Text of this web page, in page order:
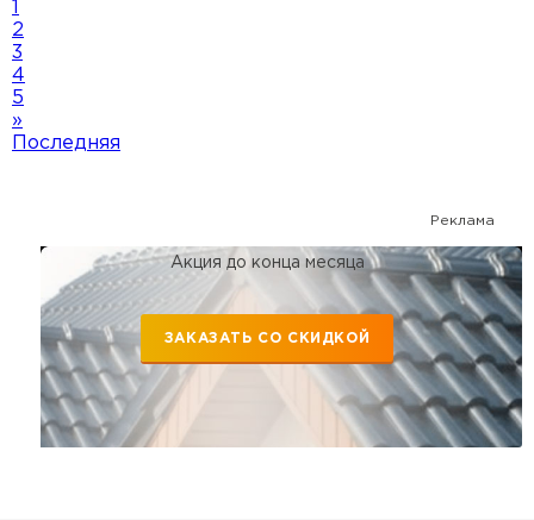
2
3
4
5
»
Последняя
Реклама
Акция до конца месяца
ЗАКАЗАТЬ СО СКИДКОЙ